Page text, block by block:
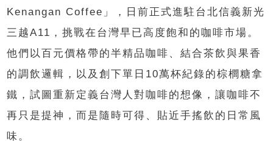
Kenangan Coffee」，日前正式進駐台北信義新光
三越A11，挑戰在台灣早已高度飽和的咖啡市場。
他們以百元價格帶的半精品咖啡、結合茶飲與果香
的調飲邏輯，以及創下單日10萬杯紀錄的棕櫚糖拿
鐵，試圖重新定義台灣人對咖啡的想像，讓咖啡不
再只是提神，而是隨時可得、貼近手搖飲的日常風
味。